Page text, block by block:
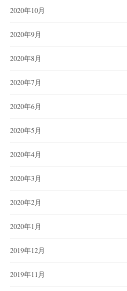
2020年10月
2020年9月
2020年8月
2020年7月
2020年6月
2020年5月
2020年4月
2020年3月
2020年2月
2020年1月
2019年12月
2019年11月